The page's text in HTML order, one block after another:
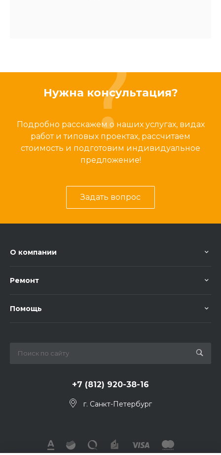
Нужна консультация?
Подробно расскажем о наших услугах, видах
работ и типовых проектах, рассчитаем
стоимость и подготовим индивидуальное
предложение!
Задать вопрос
О компании
Ремонт
Помощь
+7 (812) 920-38-16
г. Санкт-Петербург